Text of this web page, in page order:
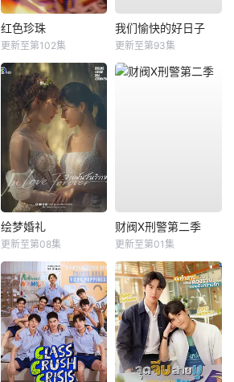
红色珍珠
更新至第102集
我们愉快的好日子
更新至第93集
绘梦婚礼
更新至第08集
财阀X刑警第二季
更新至第01集